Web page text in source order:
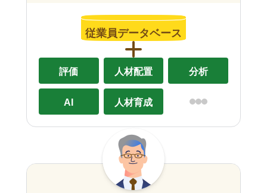
従業員データベース
評価 人材配置 分析
AI 人材育成